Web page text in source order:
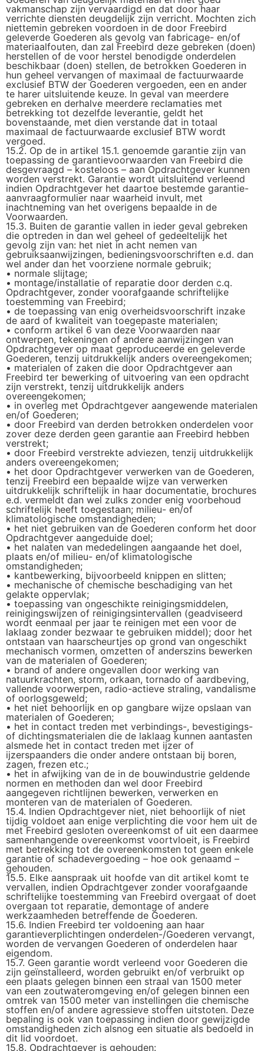
vakmanschap zijn vervaardigd en dat door haar
verrichte diensten deugdelijk zijn verricht. Mochten zich
niettemin gebreken voordoen in de door Freebird
geleverde Goederen als gevolg van fabricage- en/of
materiaalfouten, dan zal Freebird deze gebreken (doen)
herstellen of de voor herstel benodigde onderdelen
beschikbaar (doen) stellen, de betrokken Goederen in
hun geheel vervangen of maximaal de factuurwaarde
exclusief BTW der Goederen vergoeden, een en ander
te harer uitsluitende keuze. In geval van meerdere
gebreken en derhalve meerdere reclamaties met
betrekking tot dezelfde leverantie, geldt het
bovenstaande, met dien verstande dat in totaal
maximaal de factuurwaarde exclusief BTW wordt
vergoed.
15.2. Op de in artikel 15.1. genoemde garantie zijn van
toepassing de garantievoorwaarden van Freebird die
desgevraagd – kosteloos – aan Opdrachtgever kunnen
worden verstrekt. Garantie wordt uitsluitend verleend
indien Opdrachtgever het daartoe bestemde garantie-
aanvraagformulier naar waarheid invult, met
inachtneming van het overigens bepaalde in de
Voorwaarden.
15.3. Buiten de garantie vallen in ieder geval gebreken
die optreden in dan wel geheel of gedeeltelijk het
gevolg zijn van: het niet in acht nemen van
gebruiksaanwijzingen, bedieningsvoorschriften e.d. dan
wel ander dan het voorziene normale gebruik;
• normale slijtage;
• montage/installatie of reparatie door derden c.q.
Opdrachtgever, zonder voorafgaande schriftelijke
toestemming van Freebird;
• de toepassing van enig overheidsvoorschrift inzake
de aard of kwaliteit van toegepaste materialen;
• conform artikel 6 van deze Voorwaarden naar
ontwerpen, tekeningen of andere aanwijzingen van
Opdrachtgever op maat geproduceerde en geleverde
Goederen, tenzij uitdrukkelijk anders overeengekomen;
• materialen of zaken die door Opdrachtgever aan
Freebird ter bewerking of uitvoering van een opdracht
zijn verstrekt, tenzij uitdrukkelijk anders
overeengekomen;
• in overleg met Opdrachtgever aangewende materialen
en/of Goederen;
• door Freebird van derden betrokken onderdelen voor
zover deze derden geen garantie aan Freebird hebben
verstrekt;
• door Freebird verstrekte adviezen, tenzij uitdrukkelijk
anders overeengekomen;
• het door Opdrachtgever verwerken van de Goederen,
tenzij Freebird een bepaalde wijze van verwerken
uitdrukkelijk schriftelijk in haar documentatie, brochures
e.d. vermeldt dan wel zulks zonder enig voorbehoud
schriftelijk heeft toegestaan; milieu- en/of
klimatologische omstandigheden;
• het niet gebruiken van de Goederen conform het door
Opdrachtgever aangeduide doel;
• het nalaten van mededelingen aangaande het doel,
plaats en/of milieu- en/of klimatologische
omstandigheden;
• kantbewerking, bijvoorbeeld knippen en slitten;
• mechanische of chemische beschadiging van het
gelakte oppervlak;
• toepassing van ongeschikte reinigingsmiddelen,
reinigingswijzen of reinigingsintervallen (geadviseerd
wordt eenmaal per jaar te reinigen met een voor de
laklaag zonder bezwaar te gebruiken middel); door het
ontstaan van haarscheurtjes op grond van ongeschikt
mechanisch vormen, omzetten of anderszins bewerken
van de materialen of Goederen;
• brand of andere ongevallen door werking van
natuurkrachten, storm, orkaan, tornado of aardbeving,
vallende voorwerpen, radio-actieve straling, vandalisme
of oorlogsgeweld;
• het niet behoorlijk en op gangbare wijze opslaan van
materialen of Goederen;
• het in contact treden met verbindings-, bevestigings-
of dichtingsmaterialen die de laklaag kunnen aantasten
alsmede het in contact treden met ijzer of
ijzerspaanders die onder andere ontstaan bij boren,
zagen, frezen etc.;
• het in afwijking van de in de bouwindustrie geldende
normen en methoden dan wel door Freebird
aangegeven richtlijnen bewerken, verwerken en
monteren van de materialen of Goederen.
15.4. Indien Opdrachtgever niet, niet behoorlijk of niet
tijdig voldoet aan enige verplichting die voor hem uit de
met Freebird gesloten overeenkomst of uit een daarmee
samenhangende overeenkomst voortvloeit, is Freebird
met betrekking tot de overeenkomsten tot geen enkele
garantie of schadevergoeding – hoe ook genaamd –
gehouden.
15.5. Elke aanspraak uit hoofde van dit artikel komt te
vervallen, indien Opdrachtgever zonder voorafgaande
schriftelijke toestemming van Freebird overgaat of doet
overgaan tot reparatie, demontage of andere
werkzaamheden betreffende de Goederen.
15.6. Indien Freebird ter voldoening aan haar
garantieverplichtingen onderdelen-/Goederen vervangt,
worden de vervangen Goederen of onderdelen haar
eigendom.
15.7. Geen garantie wordt verleend voor Goederen die
zijn geïnstalleerd, worden gebruikt en/of verbruikt op
een plaats gelegen binnen een straal van 1500 meter
van een zoutwateromgeving en/of gelegen binnen een
omtrek van 1500 meter van instellingen die chemische
stoffen en/of andere agressieve stoffen uitstoten. Deze
bepaling is ook van toepassing indien door gewijzigde
omstandigheden zich alsnog een situatie als bedoeld in
dit lid voordoet.
15.8. Opdrachtgever is gehouden: